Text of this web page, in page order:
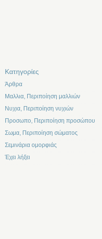
Kατηγορίες
Άρθρα
Μαλλια, Περιποίηση μαλλιών
Νυχια, Περιποίηση νυχιών
Προσωπο, Περιποίηση προσώπου
Σωμα, Περιποίηση σώματος
Σεμινάρια ομορφιάς
Έχει λήξει